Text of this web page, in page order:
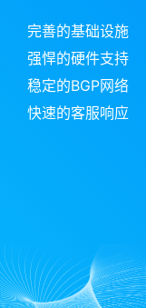
完善的基础设施
强悍的硬件支持
稳定的BGP网络
快速的客服响应